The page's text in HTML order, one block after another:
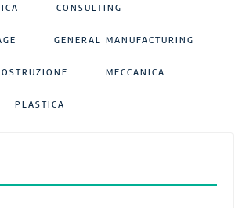
CONSULTING
GENERAL MANUFACTURING
MECCANICA
PLASTICA